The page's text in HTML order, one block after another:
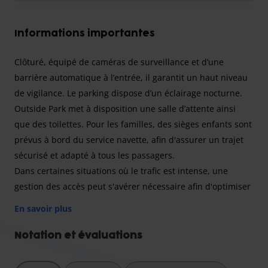
Informations importantes
Clôturé, équipé de caméras de surveillance et d’une
barrière automatique à l’entrée, il garantit un haut niveau
de vigilance. Le parking dispose d’un éclairage nocturne.
Outside Park met à disposition une salle d’attente ainsi
que des toilettes. Pour les familles, des sièges enfants sont
prévus à bord du service navette, afin d'assurer un trajet
sécurisé et adapté à tous les passagers.
Dans certaines situations où le trafic est intense, une
gestion des accès peut s'avérer nécessaire afin d'optimiser
de 10 € est à régler directement sur place au parking.
En savoir plus
Notation et évaluations